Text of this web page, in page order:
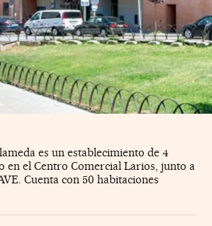
es un establecimiento de 4
en el Centro Comercial Larios, junto a
Cuenta con 50 habitaciones